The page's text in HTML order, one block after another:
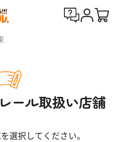
ール取扱い店舗
選択してください。